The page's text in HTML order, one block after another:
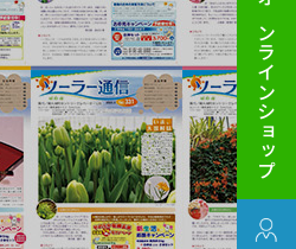
オンラインショップ